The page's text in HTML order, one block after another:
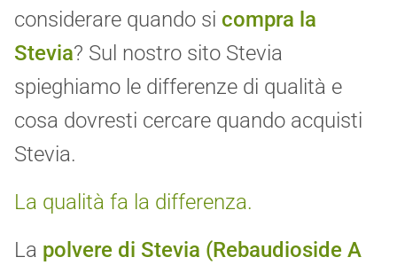
considerare quando si compra la
Stevia? Sul nostro sito Stevia
spieghiamo le differenze di qualità e
cosa dovresti cercare quando acquisti
Stevia.
La qualità fa la differenza.
La polvere di Stevia (Rebaudioside A